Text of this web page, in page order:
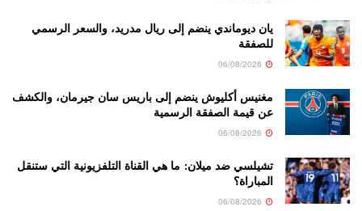
يان ديوماندي ينضم إلى ريال مدريد، والسعر الرسمي
للصفقة
مغنيس أكليوش ينضم إلى باريس سان جيرمان، والكشف
عن قيمة الصفقة الرسمية
تشيلسي ضد ميلان: ما هي القناة التلفزيونية التي ستنقل
المباراة؟